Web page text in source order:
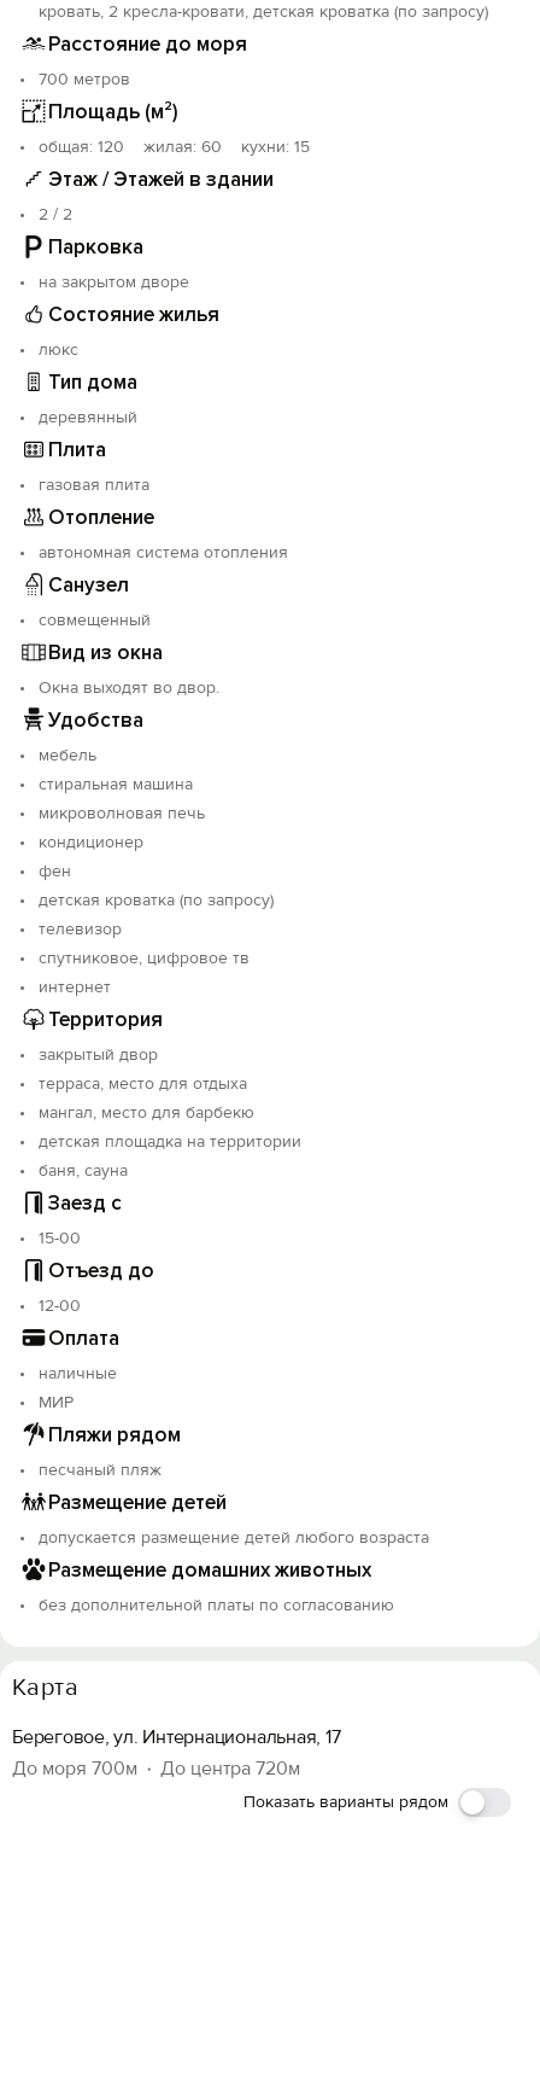
Во дворе детский городок с домиком, место для
стоянки машины, мангал с коптильней, пруд с
фонтаном, водопадом и рыбками, площадка для
отдыха.
На дополнительных местах при размещении детей до
7 лет место предоставляется бесплатно.
Для самых маленьких есть детская кроватка, столик
для кормления, ванночка, ходунки, качели.
Забронировать коттедж можно круглогодично.
кровать, 2 кресла-кровати, детская кроватка (по запросу)
Расстояние до моря
700 метров
Площадь (м²)
oбщая: 120 жилая: 60 кухни: 15
Этаж / Этажей в здании
2 / 2
Парковка
на закрытом дворе
Состояние жилья
люкс
Тип дома
деревянный
Плита
газовая плита
Отопление
автономная система отопления
Санузел
совмещенный
Вид из окна
Окна выходят во двор.
Удобства
мебель
стиральная машина
микроволновая печь
кондиционер
фен
детская кроватка (по запросу)
телевизор
спутниковое, цифровое тв
интернет
Территория
закрытый двор
терраса, место для отдыха
мангал, место для барбекю
детская площадка на территории
баня, сауна
Заезд с
15-00
Отъезд до
12-00
Оплата
наличные
МИР
Пляжи рядом
песчаный пляж
Размещение детей
допускается размещение детей любого возраста
Размещение домашних животных
без дополнительной платы по согласованию
Карта
Береговое, ул. Интернациональная, 17
До моря 700м
До центра 720м
Показать варианты рядом